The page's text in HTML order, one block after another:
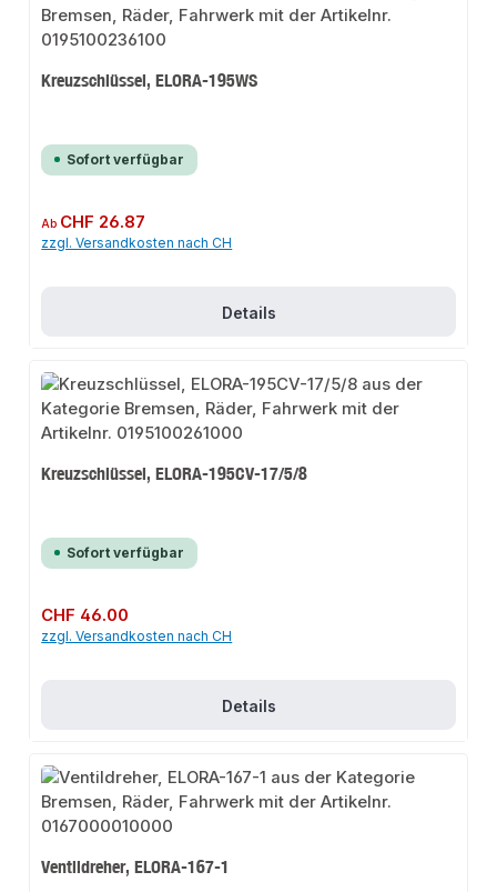
Kreuzschlüssel, ELORA-195WS
Sofort verfügbar
Regulärer Preis:
Ab CHF 26.87
zzgl. Versandkosten nach CH
Details
Kreuzschlüssel, ELORA-195CV-17/5/8
Sofort verfügbar
Regulärer Preis:
CHF 46.00
zzgl. Versandkosten nach CH
Details
Ventildreher, ELORA-167-1